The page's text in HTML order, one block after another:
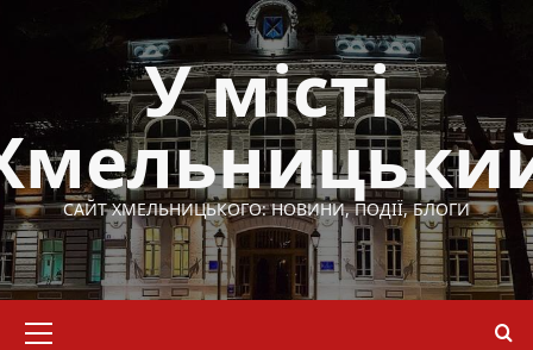
У місті
САЙТ ХМЕЛЬНИЦЬКОГО: НОВИНИ, ПОДІЇ, БЛОГИ
меню